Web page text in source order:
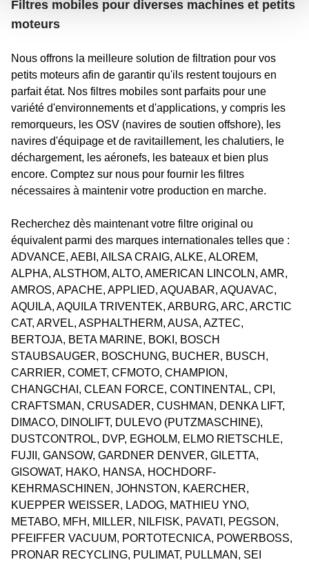
Filtres mobiles pour diverses machines et petits
moteurs
Nous offrons la meilleure solution de filtration pour vos
petits moteurs afin de garantir qu'ils restent toujours en
parfait état. Nos filtres mobiles sont parfaits pour une
variété d'environnements et d'applications, y compris les
remorqueurs, les OSV (navires de soutien offshore), les
navires d'équipage et de ravitaillement, les chalutiers, le
déchargement, les aéronefs, les bateaux et bien plus
encore. Comptez sur nous pour fournir les filtres
nécessaires à maintenir votre production en marche.
Recherchez dès maintenant votre filtre original ou
équivalent parmi des marques internationales telles que :
ADVANCE, AEBI, AILSA CRAIG, ALKE, ALOREM,
ALPHA, ALSTHOM, ALTO, AMERICAN LINCOLN, AMR,
AMROS, APACHE, APPLIED, AQUABAR, AQUAVAC,
AQUILA, AQUILA TRIVENTEK, ARBURG, ARC, ARCTIC
CAT, ARVEL, ASPHALTHERM, AUSA, AZTEC,
BERTOJA, BETA MARINE, BOKI, BOSCH
STAUBSAUGER, BOSCHUNG, BUCHER, BUSCH,
CARRIER, COMET, CFMOTO, CHAMPION,
CHANGCHAI, CLEAN FORCE, CONTINENTAL, CPI,
CRAFTSMAN, CRUSADER, CUSHMAN, DENKA LIFT,
DIMACO, DINOLIFT, DULEVO (PUTZMASCHINE),
DUSTCONTROL, DVP, EGHOLM, ELMO RIETSCHLE,
FUJII, GANSOW, GARDNER DENVER, GILETTA,
GISOWAT, HAKO, HANSA, HOCHDORF-
KEHRMASCHINEN, JOHNSTON, KAERCHER,
KUEPPER WEISSER, LADOG, MATHIEU YNO,
METABO, MFH, MILLER, NILFISK, PAVATI, PEGSON,
PFEIFFER VACUUM, PORTOTECNICA, POWERBOSS,
PRONAR RECYCLING, PULIMAT, PULLMAN, SEI